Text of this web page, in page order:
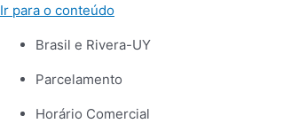
Ir para o conteúdo
Brasil e Rivera-UY
Parcelamento
Horário Comercial